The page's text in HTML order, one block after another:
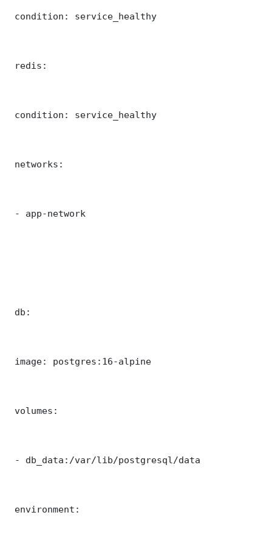
condition: service_healthy
redis:
condition: service_healthy
networks:
- app-network
db:
image: postgres:16-alpine
volumes:
- db_data:/var/lib/postgresql/data
environment: